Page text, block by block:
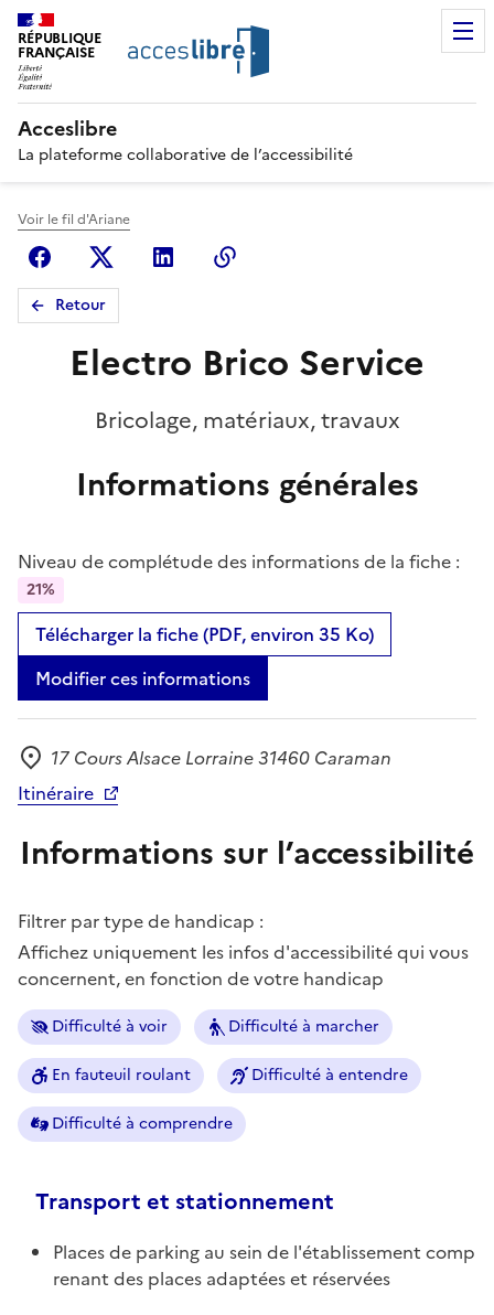
RÉPUBLIQUE
FRANÇAISE
Acceslibre
La plateforme collaborative de l’accessibilité
Voir le fil d'Ariane
FacebookX (anciennement Twitter)
Linkedin
Retour
Electro Brico Service
Bricolage, matériaux, travaux
Informations générales
Niveau de complétude des informations de la fiche :
21%
Télécharger la fiche (PDF, environ 35 Ko)
Modifier ces informations
Adresse
17 Cours Alsace Lorraine 31460 Caraman
Itinéraire
Informations sur l’accessibilité
Filtrer par type de handicap :
Affichez uniquement les infos d'accessibilité qui vous
concernent, en fonction de votre handicap
Difficulté à voir Difficulté à marcher
En fauteuil roulant Difficulté à entendre
Difficulté à comprendre
Transport et stationnement
Places de parking au sein de l'établissement comp
renant des places adaptées et réservées